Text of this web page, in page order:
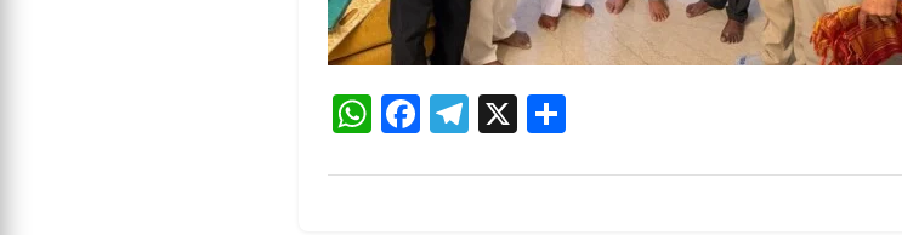
W
ha
ts
Fa
ce
bo
Te
le
gr
X ha
re